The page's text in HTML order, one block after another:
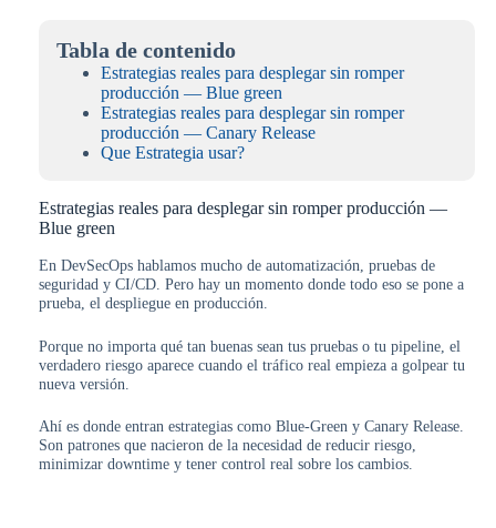
Tabla de contenido
Estrategias reales para desplegar sin romper
producción — Blue green
Estrategias reales para desplegar sin romper
producción — Canary Release
Que Estrategia usar?
Estrategias reales para desplegar sin romper producción —
Blue green
En DevSecOps hablamos mucho de automatización, pruebas de
seguridad y CI/CD. Pero hay un momento donde todo eso se pone a
prueba, el despliegue en producción.
Porque no importa qué tan buenas sean tus pruebas o tu pipeline, el
verdadero riesgo aparece cuando el tráfico real empieza a golpear tu
nueva versión.
Ahí es donde entran estrategias como Blue-Green y Canary Release.
Son patrones que nacieron de la necesidad de reducir riesgo,
minimizar downtime y tener control real sobre los cambios.